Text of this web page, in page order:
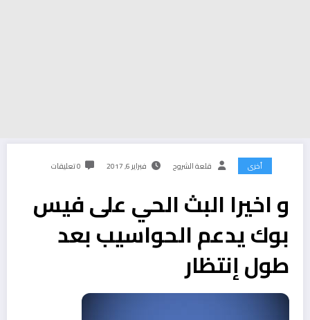
أخرى قلعة الشروح فبراير 6, 2017 0 تعليقات
و اخيرا البث الحي على فيس
بوك يدعم الحواسيب بعد
طول إنتظار